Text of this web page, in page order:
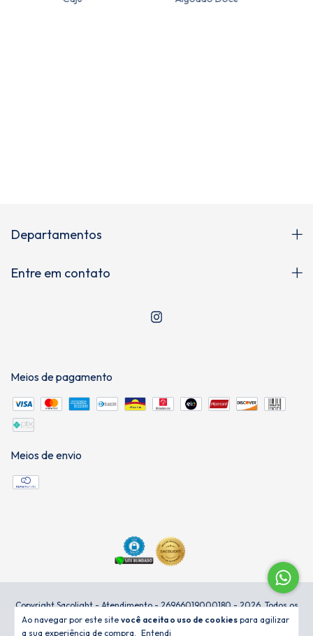
Ao navegar por este site você aceita o uso de cookies para agilizar
a sua experiência de compra. Entendi
Departamentos
Entre em contato
Meios de pagamento
Meios de envio
Copyright Sacolight - Atendimento - 26966019000180 - 2026. Todos os
direitos reservados.